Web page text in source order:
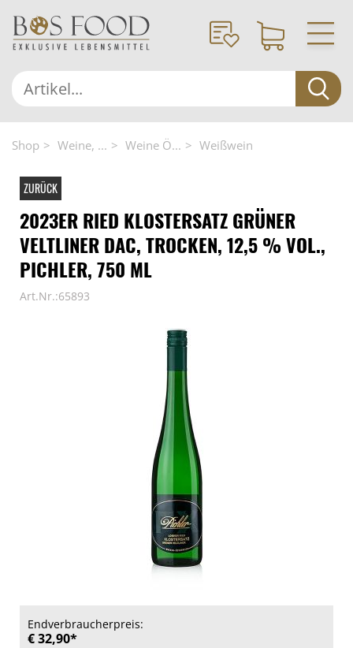
Shop Weine, ... Weine Ö... Weißwein
ZURÜCK
2023ER RIED KLOSTERSATZ GRÜNER
VELTLINER DAC, TROCKEN, 12,5 % VOL.,
PICHLER, 750 ML
Art.Nr.:65893
Endverbraucherpreis:
€ 32,90*